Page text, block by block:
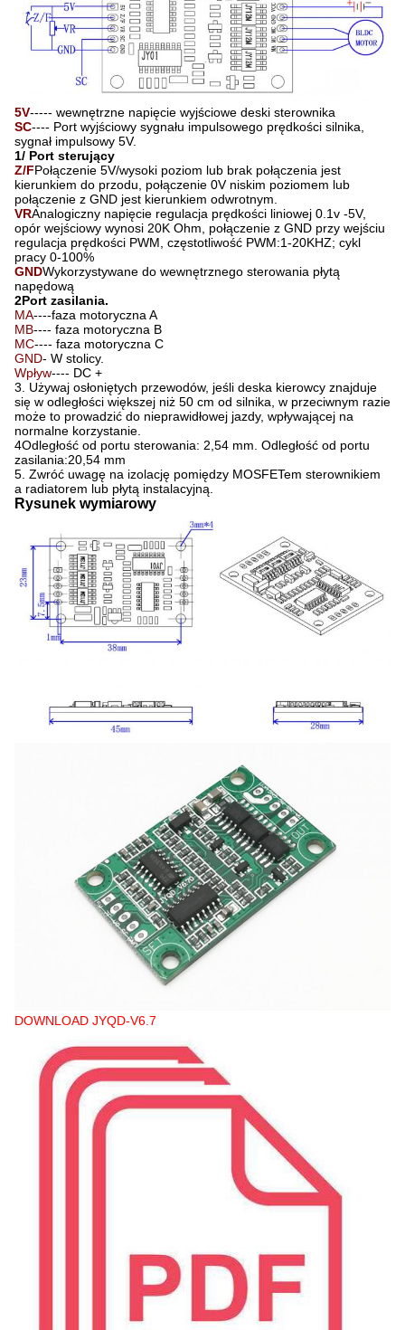
5V----- wewnętrzne napięcie wyjściowe deski sterownika
SC---- Port wyjściowy sygnału impulsowego prędkości silnika,
sygnał impulsowy 5V.
1/ Port sterujący
Z/FPołączenie 5V/wysoki poziom lub brak połączenia jest
kierunkiem do przodu, połączenie 0V niskim poziomem lub
połączenie z GND jest kierunkiem odwrotnym.
VRAnalogiczny napięcie regulacja prędkości liniowej 0.1v -5V,
opór wejściowy wynosi 20K Ohm, połączenie z GND przy wejściu
regulacja prędkości PWM, częstotliwość PWM:1-20KHZ; cykl
pracy 0-100%
GNDWykorzystywane do wewnętrznego sterowania płytą
napędową
2Port zasilania.
MA----faza motoryczna A
MB---- faza motoryczna B
MC---- faza motoryczna C
GND- W stolicy.
Wpływ---- DC +
3. Używaj osłoniętych przewodów, jeśli deska kierowcy znajduje
się w odległości większej niż 50 cm od silnika, w przeciwnym razie
może to prowadzić do nieprawidłowej jazdy, wpływającej na
normalne korzystanie.
4Odległość od portu sterowania: 2,54 mm. Odległość od portu
zasilania:20,54 mm
5. Zwróć uwagę na izolację pomiędzy MOSFETem sterownikiem
a radiatorem lub płytą instalacyjną.
Rysunek wymiarowy
DOWNLOAD JYQD-V6.7